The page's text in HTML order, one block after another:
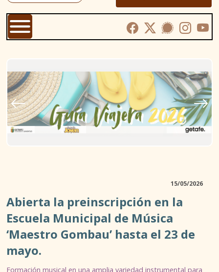
ACTIVIDADES AL AIRE LIBRE
TALLERES Y ESPACIOS ABIERTOS
ESPACIO MÚSICA JOVEN
15/05/2026
Abierta la preinscripción en la
Escuela Municipal de Música
‘Maestro Gombau’ hasta el 23 de
mayo.
Formación musical en una amplia variedad instrumental para